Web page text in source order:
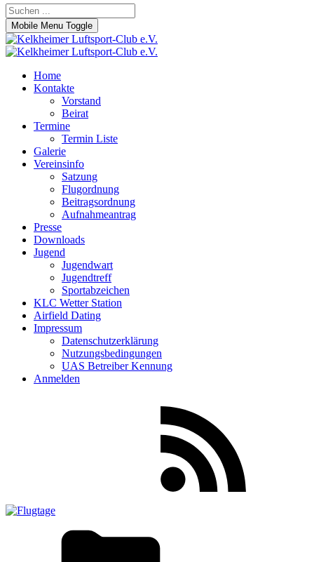
Mobile Menu Toggle
Home
Kontakte
Vorstand
Beirat
Termine
Termin Liste
Galerie
Vereinsinfo
Satzung
Flugordnung
Beitragsordnung
Aufnahmeantrag
Presse
Downloads
Jugend
Jugendwart
Jugendtreff
Sportabzeichen
KLC Wetter Station
Airfield Dating
Impressum
Datenschutzerklärung
Nutzungsbedingungen
UAS Betreiber Kennung
Anmelden